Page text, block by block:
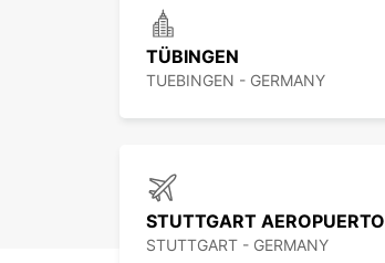
TÜBINGEN
TUEBINGEN - GERMANY
STUTTGART AEROPUERTO
STUTTGART - GERMANY